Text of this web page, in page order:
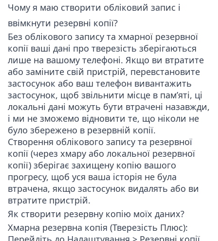
Чому я маю створити обліковий запис і
ввімкнути резервні копії?
Без облікового запису та хмарної резервної
копії ваші дані про тверезість зберігаються
лише на вашому телефоні. Якщо ви втратите
або заміните свій пристрій, перевстановите
застосунок або ваш телефон вивантажить
застосунок, щоб звільнити місце в пам’яті, ці
локальні дані можуть бути втрачені назавжди,
і ми не зможемо відновити те, що ніколи не
було збережено в резервній копії.
Створення облікового запису та резервної
копії (через хмару або локальної резервної
копії) зберігає захищену копію вашого
прогресу, щоб уся ваша історія не була
втрачена, якщо застосунок видалять або ви
втратите пристрій.
Як створити резервну копію моїх даних?
Хмарна резервна копія (Тверезість Плюс):